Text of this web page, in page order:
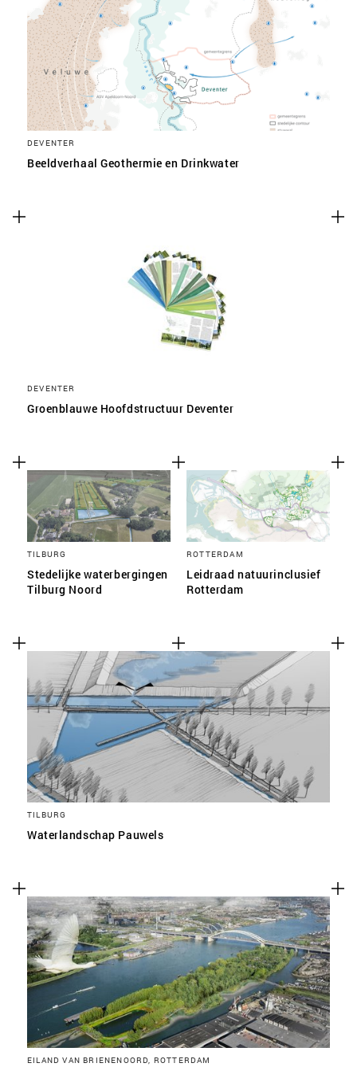
DEVENTER
Beeldverhaal Geothermie en Drinkwater
DEVENTER
Groenblauwe Hoofdstructuur Deventer
TILBURG
Stedelijke waterbergingen
Tilburg Noord
ROTTERDAM
Leidraad natuurinclusief
Rotterdam
TILBURG
Waterlandschap Pauwels
EILAND VAN BRIENENOORD, ROTTERDAM
SLA VOORKEUREN OP